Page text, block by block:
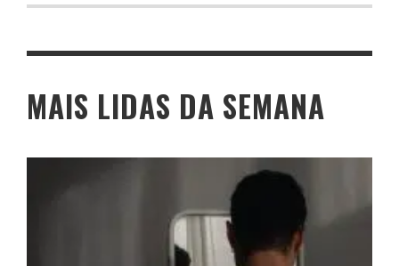
MAIS LIDAS DA SEMANA